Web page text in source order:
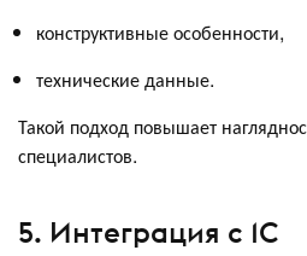
конструктивные особенности,
технические данные.
Такой подход повышает
специалистов.
5. Интеграция с 1С